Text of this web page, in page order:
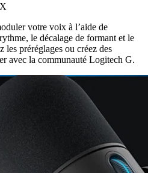
votre voix à l’aide de
le décalage de formant et le
préréglages ou créez des
avec la communauté Logitech G.